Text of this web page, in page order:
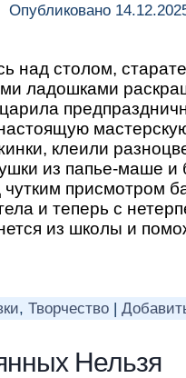
Опубликовано
над столом,
ладошками
клеили
из папье-маше и
присмотром
и теперь с
из школы и
, Творчество |
Нельзя